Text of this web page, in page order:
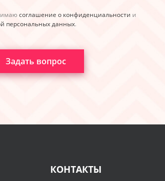
соглашение о конфиденциальности и
персональных данных.
Задать вопрос
КОНТАКТЫ